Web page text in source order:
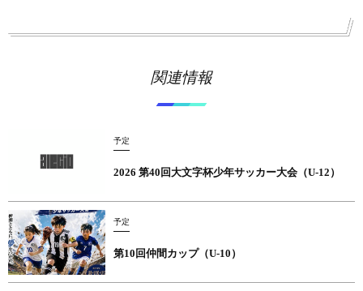
関連情報
予定
2026 第40回大文字杯少年サッカー大会（U-12）
予定
第10回仲間カップ（U-10）